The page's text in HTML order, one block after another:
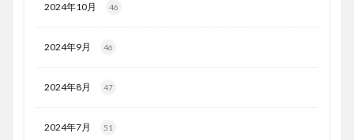
2024年10月 46
2024年9月 46
2024年8月 47
2024年7月 51